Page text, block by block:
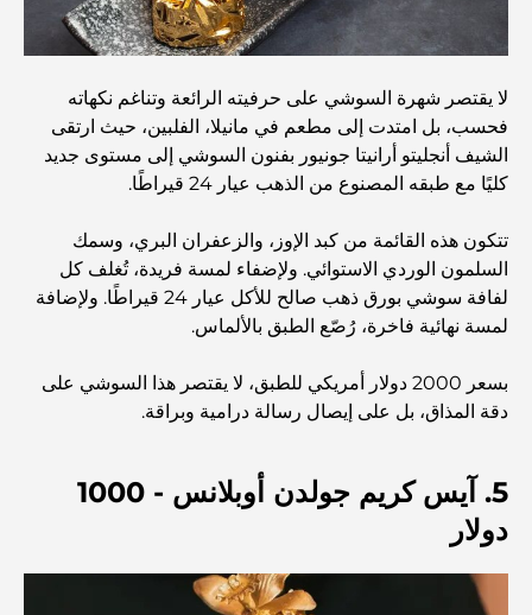
أفضل شركات نقل الأثاث في دبي: دليل شامل
نخلة جبل علي مقابل نخلة جميرا: مقارنة واضحة لمشتري
العقارات الأذكياء
اكتشف جزيرة القمر في دبي: دليلك الأمثل
استكشاف المواقع التاريخية في دبي: رحلة عبر الزمن
مطاعم في دبي هيلز: أفضل أماكن تناول الطعام في مركز متنامٍ
لا يقتصر شهرة السوشي على حرفيته الرائعة وتناغم نكهاته
فحسب، بل امتدت إلى مطعم في مانيلا، الفلبين، حيث ارتقى
الشيف أنجليتو أرانيتا جونيور بفنون السوشي إلى مستوى جديد
كليًا مع طبقه المصنوع من الذهب عيار 24 قيراطًا.
تتكون هذه القائمة من كبد الإوز، والزعفران البري، وسمك
السلمون الوردي الاستوائي. ولإضفاء لمسة فريدة، تُغلف كل
لفافة سوشي بورق ذهب صالح للأكل عيار 24 قيراطًا. ولإضافة
لمسة نهائية فاخرة، رُصّع الطبق بالألماس.
بسعر 2000 دولار أمريكي للطبق، لا يقتصر هذا السوشي على
دقة المذاق، بل على إيصال رسالة درامية وبراقة.
5. آيس كريم جولدن أوبلانس - 1000
دولار